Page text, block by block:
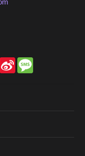
Sina
Weibo
Message